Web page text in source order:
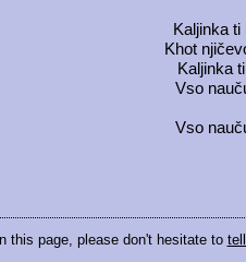
Kaljinka
Khot
Kaljinka
Vso
Vso
this page, please don't hesitate to